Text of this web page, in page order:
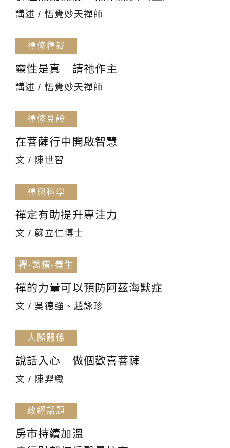
講述 / 悟覺妙天禪師
禪修釋疑
靈性是真 請祂作主
講述 / 悟覺妙天禪師
禪修見證
在菩薩行中開啟智慧
文 / 陳世智
禪與科學
禪定有助提升專注力
文 / 蘇立仁博士
禪-醫療-養生
禪的力量可以預防阿茲海默症
文 / 吳德強、趙詠珍
人際關係
說話入心 做個歡喜菩薩
文 / 陳羿緻
政經話題
房市持續加溫